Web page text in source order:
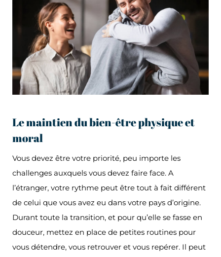
Le maintien du bien-être physique et
moral
Vous devez être votre priorité, peu importe les
challenges auxquels vous devez faire face. A
l’étranger, votre rythme peut être tout à fait différent
de celui que vous avez eu dans votre pays d’origine.
Durant toute la transition, et pour qu’elle se fasse en
douceur, mettez en place de petites routines pour
vous détendre, vous retrouver et vous repérer. Il peut